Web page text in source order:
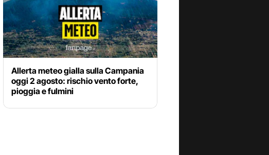
Allerta meteo gialla sulla Campania
oggi 2 agosto: rischio vento forte,
pioggia e fulmini